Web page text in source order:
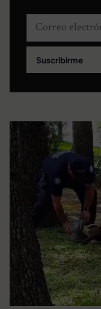
Correo
Suscribirme